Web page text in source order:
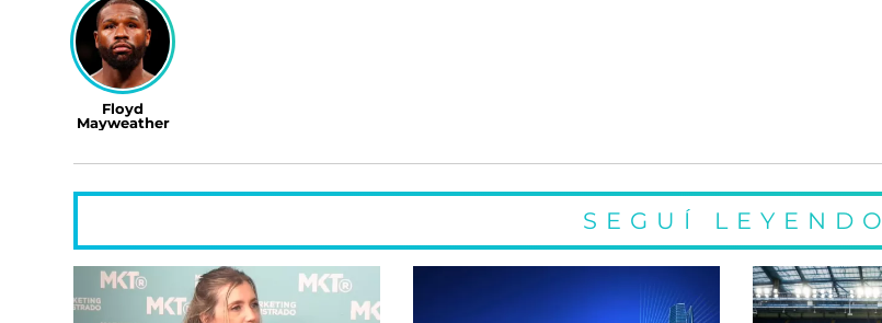
Floyd
Mayweather
SEGUÍ LEYENDO